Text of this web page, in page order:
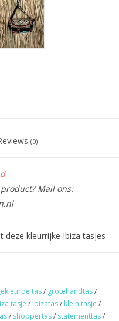
(0)
Mail ons:
kleurrijke Ibiza tasjes
voor je essentials
versierd met kleurrijke
tas/ grotehandtas/
tasje / ibizatas/ klein tasje /
/ shoppertas/ statementtas/